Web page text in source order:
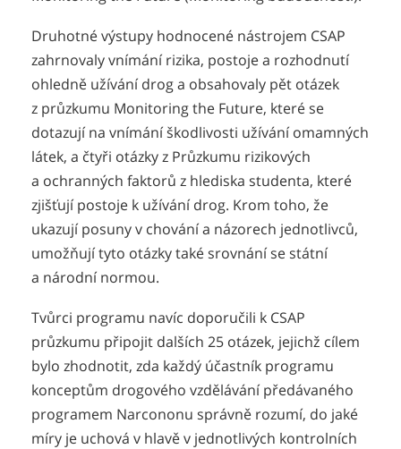
Druhotné výstupy hodnocené nástrojem CSAP
zahrnovaly vnímání rizika, postoje a rozhodnutí
ohledně užívání drog a obsahovaly pět otázek
z průzkumu Monitoring the Future, které se
dotazují na vnímání škodlivosti užívání omamných
látek, a čtyři otázky z Průzkumu rizikových
a ochranných faktorů z hlediska studenta, které
zjišťují postoje k užívání drog. Krom toho, že
ukazují posuny v chování a názorech jednotlivců,
umožňují tyto otázky také srovnání se státní
a národní normou.
Tvůrci programu navíc doporučili k CSAP
průzkumu připojit dalších 25 otázek, jejichž cílem
bylo zhodnotit, zda každý účastník programu
konceptům drogového vzdělávání předávaného
programem Narcononu správně rozumí, do jaké
míry je uchová v hlavě v jednotlivých kontrolních